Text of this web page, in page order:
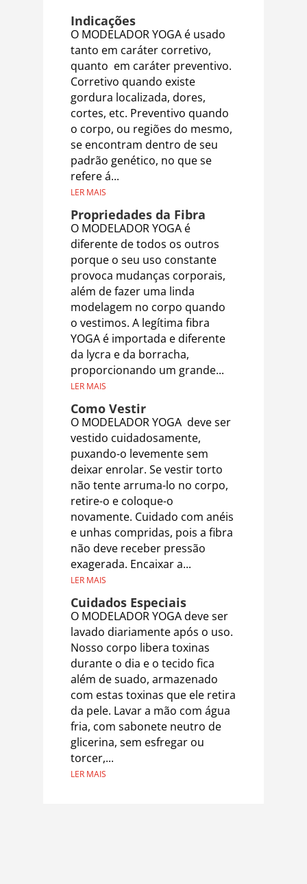
Indicações
O MODELADOR YOGA é usado
tanto em caráter corretivo,
quanto em caráter preventivo.
Corretivo quando existe
gordura localizada, dores,
cortes, etc. Preventivo quando
o corpo, ou regiões do mesmo,
se encontram dentro de seu
padrão genético, no que se
refere á...
LER MAIS
Propriedades da Fibra
O MODELADOR YOGA é
diferente de todos os outros
porque o seu uso constante
provoca mudanças corporais,
além de fazer uma linda
modelagem no corpo quando
o vestimos. A legítima fibra
YOGA é importada e diferente
da lycra e da borracha,
proporcionando um grande...
LER MAIS
Como Vestir
O MODELADOR YOGA deve ser
vestido cuidadosamente,
puxando-o levemente sem
deixar enrolar. Se vestir torto
não tente arruma-lo no corpo,
retire-o e coloque-o
novamente. Cuidado com anéis
e unhas compridas, pois a fibra
não deve receber pressão
exagerada. Encaixar a...
LER MAIS
Cuidados Especiais
O MODELADOR YOGA deve ser
lavado diariamente após o uso.
Nosso corpo libera toxinas
durante o dia e o tecido fica
além de suado, armazenado
com estas toxinas que ele retira
da pele. Lavar a mão com água
fria, com sabonete neutro de
glicerina, sem esfregar ou
torcer,...
LER MAIS